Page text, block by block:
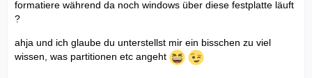
formatiere während da noch windows über diese festplatte läuft
?
ahja und ich glaube du unterstellst mir ein bisschen zu viel
wissen, was partitionen etc angeht